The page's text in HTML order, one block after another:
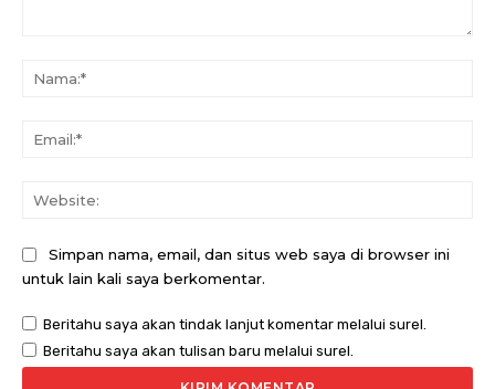
Simpan nama, email, dan situs web saya di browser ini
untuk lain kali saya berkomentar.
Beritahu saya akan tindak lanjut komentar melalui surel.
Beritahu saya akan tulisan baru melalui surel.